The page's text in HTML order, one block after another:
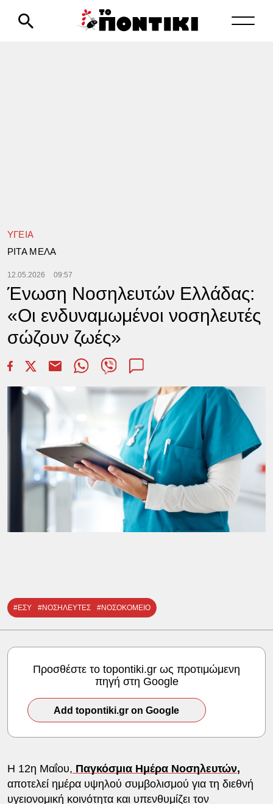
ΥΓΕΙΑ
ΡΙΤΑ ΜΕΛΑ
12.05.2026 09:57
Ένωση Νοσηλευτών Ελλάδας:
«Οι ενδυναμωμένοι νοσηλευτές
σώζουν ζωές»
#ΕΣΥ #ΝΟΣΗΛΕΥΤΕΣ #ΝΟΣΟΚΟΜΕΙΟ
Προσθέστε το topontiki.gr ως προτιμώμενη
πηγή στη Google
Add topontiki.gr on Google
Η 12η Μαΐου, Παγκόσμια Ημέρα Νοσηλευτών,
αποτελεί ημέρα υψηλού συμβολισμού για τη διεθνή
υγειονομική κοινότητα και υπενθυμίζει τον